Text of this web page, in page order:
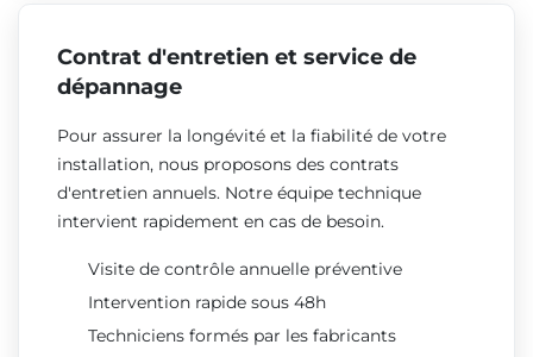
Contrat d'entretien et service de
dépannage
Pour assurer la longévité et la fiabilité de votre
installation, nous proposons des contrats
d'entretien annuels. Notre équipe technique
intervient rapidement en cas de besoin.
Visite de contrôle annuelle préventive
Intervention rapide sous 48h
Techniciens formés par les fabricants